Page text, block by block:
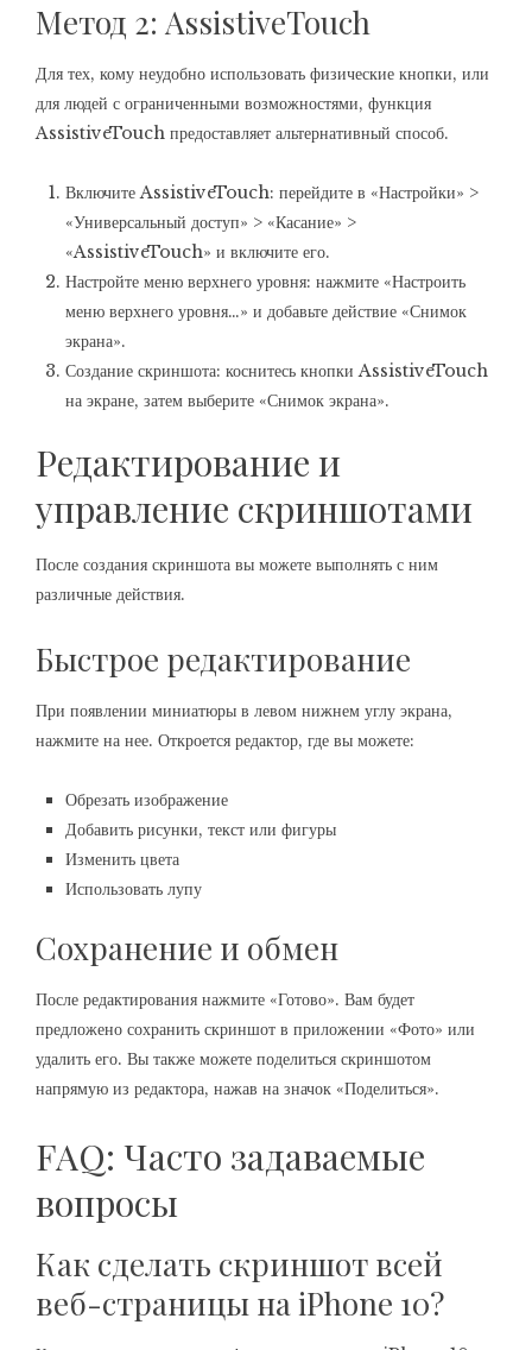
Метод 2: AssistiveTouch
Для тех, кому неудобно использовать физические кнопки, или
для людей с ограниченными возможностями, функция
AssistiveTouch предоставляет альтернативный способ.
Включите AssistiveTouch: перейдите в «Настройки» >
«Универсальный доступ» > «Касание» >
«AssistiveTouch» и включите его.
Настройте меню верхнего уровня: нажмите «Настроить
меню верхнего уровня…» и добавьте действие «Снимок
экрана».
Создание скриншота: коснитесь кнопки AssistiveTouch
на экране, затем выберите «Снимок экрана».
Редактирование и
управление скриншотами
После создания скриншота вы можете выполнять с ним
различные действия.
Быстрое редактирование
При появлении миниатюры в левом нижнем углу экрана,
нажмите на нее. Откроется редактор, где вы можете:
Обрезать изображение
Добавить рисунки, текст или фигуры
Изменить цвета
Использовать лупу
Сохранение и обмен
После редактирования нажмите «Готово». Вам будет
предложено сохранить скриншот в приложении «Фото» или
удалить его. Вы также можете поделиться скриншотом
напрямую из редактора, нажав на значок «Поделиться».
FAQ: Часто задаваемые
вопросы
Как сделать скриншот всей
веб-страницы на iPhone 10?